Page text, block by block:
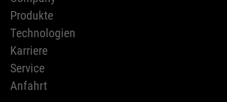
Produkte
Technologien
Karriere
Service
Anfahrt